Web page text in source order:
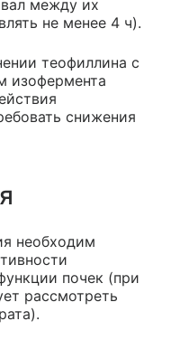
между их
не менее 4 ч).
теофиллина с
изофермента
снижения
необходим
почек (при
рассмотреть